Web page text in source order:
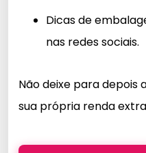
Dicas de
nas redes sociais.
Não deixe para depois
sua própria renda